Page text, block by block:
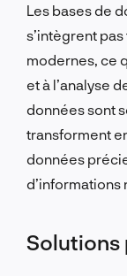
Les bases de
s’intègrent
modernes, ce
et à l’analyse
données sont
transforment
données
d’informations
Solutions